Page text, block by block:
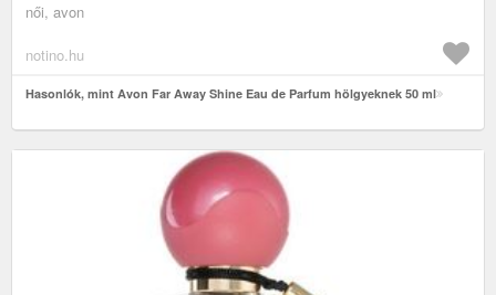
női, avon
notino.hu
Hasonlók, mint Avon Far Away Shine Eau de Parfum hölgyeknek 50 ml